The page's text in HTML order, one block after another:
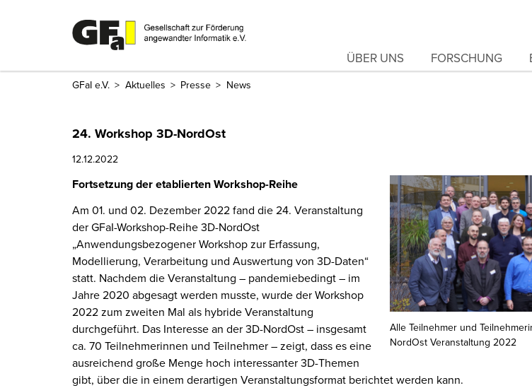
ÜBER UNS FORSCHUNG
GFaI e.V. Aktuelles Presse News
24. Workshop 3D-NordOst
12.12.2022
Alle Teilnehmer und
NordOst Veranstaltung 2022
Fortsetzung der etablierten Workshop-Reihe
Am 01. und 02. Dezember 2022 fand die 24. Veranstaltung
der GFaI-Workshop-Reihe 3D-NordOst
„Anwendungsbezogener Workshop zur Erfassung,
Modellierung, Verarbeitung und Aus­wertung von 3D-Daten“
statt. Nachdem die Veranstaltung – pandemie­bedingt – im
Jahre 2020 abgesagt werden musste, wurde der Workshop
2022 zum zweiten Mal als hybride Veranstaltung
durchgeführt. Das Interesse an der 3D-NordOst – insgesamt
ca. 70 Teilnehmerinnen und Teilnehmer – zeigt, dass es eine
ausreichend große Menge hoch interessanter 3D-Themen
gibt, über die in einem derartigen Veranstaltungsformat berichtet werden kann.